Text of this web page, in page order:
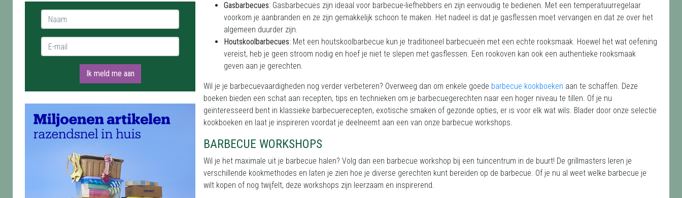
Naam *
E-mail *
Ik meld me aan
Gasbarbecues: Gasbarbecues zijn ideaal voor barbecue-liefhebbers en zijn eenvoudig te bedienen. Met een temperatuurregelaar
voorkom je aanbranden en ze zijn gemakkelijk schoon te maken. Het nadeel is dat je gasflessen moet vervangen en dat ze over het
algemeen duurder zijn.
Houtskoolbarbecues: Met een houtskoolbarbecue kun je traditioneel barbecueën met een echte rooksmaak. Hoewel het wat oefening
vereist, heb je geen stroom nodig en hoef je niet te slepen met gasflessen. Een rookoven kan ook een authentieke rooksmaak
geven aan je gerechten.
Wil je je barbecuevaardigheden nog verder verbeteren? Overweeg dan om enkele goede barbecue kookboeken aan te schaffen. Deze
boeken bieden een schat aan recepten, tips en technieken om je barbecuegerechten naar een hoger niveau te tillen. Of je nu
geïnteresseerd bent in klassieke barbecuerecepten, exotische smaken of gezonde opties, er is voor elk wat wils. Blader door onze selectie
kookboeken en laat je inspireren voordat je deelneemt aan een van onze barbecue workshops.
​​​​​​​BARBECUE WORKSHOPS
Wil je het maximale uit je barbecue halen? Volg dan een barbecue workshop bij een tuincentrum in de buurt! De grillmasters leren je
verschillende kookmethodes en laten je zien hoe je diverse gerechten kunt bereiden op de barbecue. Of je nu al weet welke barbecue je
wilt kopen of nog twijfelt, deze workshops zijn leerzaam en inspirerend.